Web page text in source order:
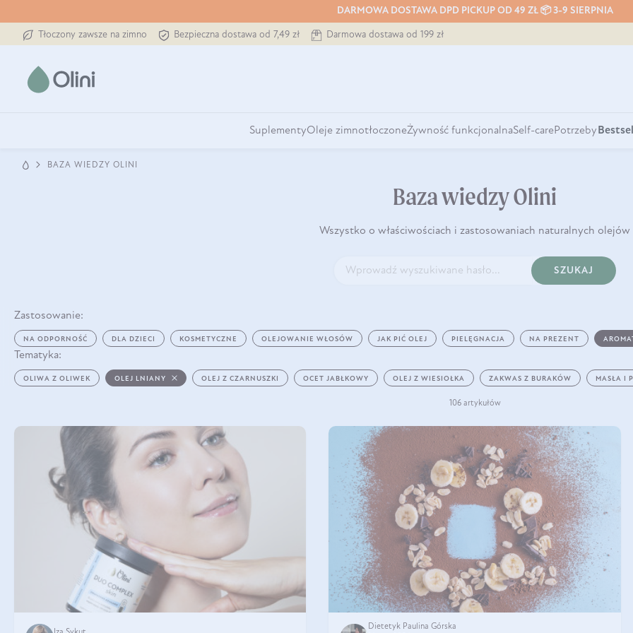
DARMOWA DOSTAWA DPD PICKUP OD 49 ZŁ 📦 3-9 SIERPNIA
Tłoczony zawsze na zimno Bezpieczna dostawa od 7,49 zł Darmowa dostawa od 199 zł
SuplementyOleje zimnotłoczoneŻywność funkcjonalnaSelf-carePotrzeby
BAZA WIEDZY OLINI
Baza wiedzy Olini
Wszystko o właściwościach i zastosowaniach naturalnych olejów
SZUKAJ
Zastosowanie:
NA ODPORNOŚĆ DLA DZIECI KOSMETYCZNE OLEJOWANIE WŁOSÓW JAK PIĆ OLEJ PIELĘGNACJA NA PREZENT
Tematyka:
OLIWA Z OLIWEK OLEJ LNIANY OLEJ Z CZARNUSZKI OCET JABŁKOWY OLEJ Z WIESIOŁKA ZAKWAS Z BURAKÓW MASŁA I
106 artykułów
Dietetyk Paulina Górska